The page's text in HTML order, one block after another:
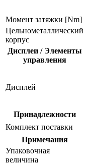
Момент затяжки [Nm]
Цельнометаллический
корпус
Дисплеи / Элементы
управления
Дисплей
Принадлежности
Комплект поставки
Примечания
Упаковочная
величина